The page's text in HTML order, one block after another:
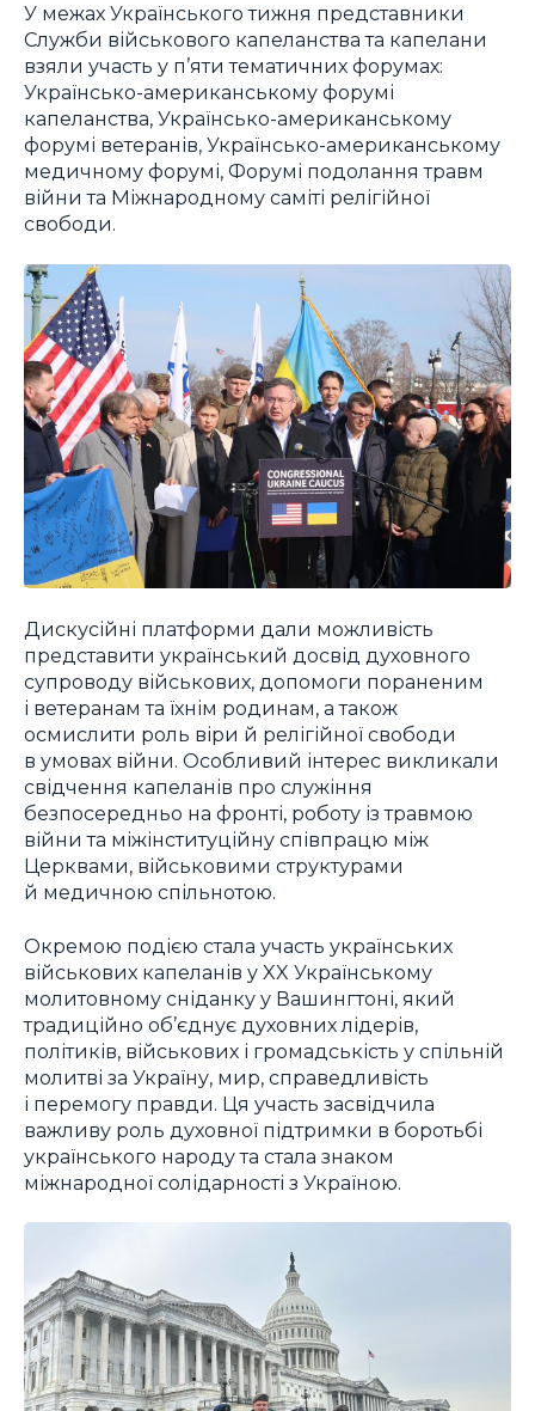
У межах Українського тижня представники
Служби військового капеланства та капелани
взяли участь у п’яти тематичних форумах:
Українсько-американському форумі
капеланства, Українсько-американському
форумі ветеранів, Українсько-американському
медичному форумі, Форумі подолання травм
війни та Міжнародному саміті релігійної
свободи.
Дискусійні платформи дали можливість
представити український досвід духовного
супроводу військових, допомоги пораненим
і ветеранам та їхнім родинам, а також
осмислити роль віри й релігійної свободи
в умовах війни. Особливий інтерес викликали
свідчення капеланів про служіння
безпосередньо на фронті, роботу із травмою
війни та міжінституційну співпрацю між
Церквами, військовими структурами
й медичною спільнотою.
Окремою подією стала участь українських
військових капеланів у XX Українському
молитовному сніданку у Вашингтоні, який
традиційно об’єднує духовних лідерів,
політиків, військових і громадськість у спільній
молитві за Україну, мир, справедливість
і перемогу правди. Ця участь засвідчила
важливу роль духовної підтримки в боротьбі
українського народу та стала знаком
міжнародної солідарності з Україною.